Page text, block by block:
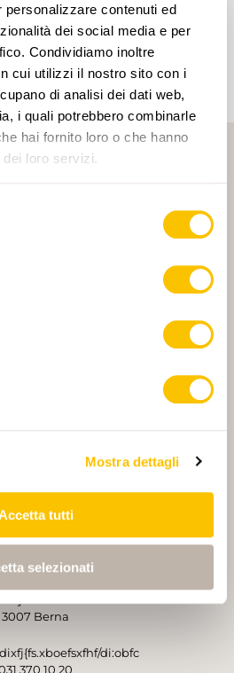
contenuti ed
dei social media e per
Condividiamo inoltre
cui utilizzi il nostro sito con i
di analisi dei dati web,
i quali potrebbero combinarle
hai fornito loro o che hanno
loro servizi.
Mostra dettagli
Accetta tutti
selezionati
personalizzati in base
possono essere salvati solo in
PARTNER
3007 Berna
di:obfc
370 10 20